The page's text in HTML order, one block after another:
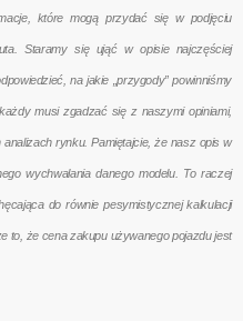
które mogą przydać się w podjęciu
Staramy się ująć w opisie najczęściej
na jakie „przygody” powinniśmy
musi zgadzać się z naszymi opiniami,
rynku. Pamiętajcie, że nasz opis w
wychwalania danego modelu. To raczej
do równie pesymistycznej kalkulacji
to, że cena zakupu używanego pojazdu jest